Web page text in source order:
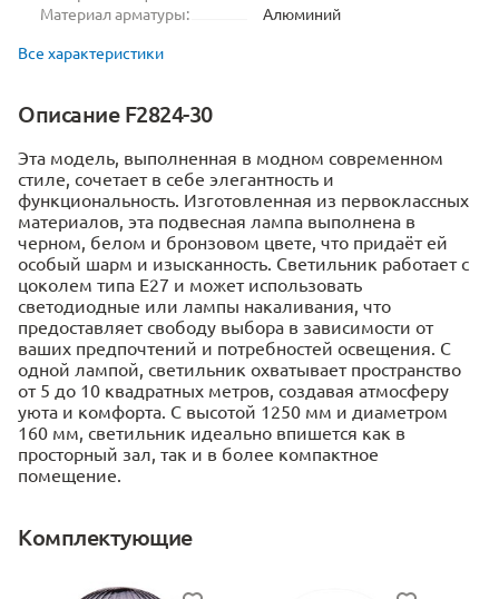
Материал арматуры:
Алюминий
Все характеристики
Описание F2824-30
Эта модель, выполненная в модном современном
стиле, сочетает в себе элегантность и
функциональность. Изготовленная из первоклассных
материалов, эта подвесная лампа выполнена в
черном, белом и бронзовом цвете, что придаёт ей
особый шарм и изысканность. Светильник работает с
цоколем типа Е27 и может использовать
светодиодные или лампы накаливания, что
предоставляет свободу выбора в зависимости от
ваших предпочтений и потребностей освещения. С
одной лампой, светильник охватывает пространство
от 5 до 10 квадратных метров, создавая атмосферу
уюта и комфорта. С высотой 1250 мм и диаметром
160 мм, светильник идеально впишется как в
просторный зал, так и в более компактное
помещение.
Комплектующие